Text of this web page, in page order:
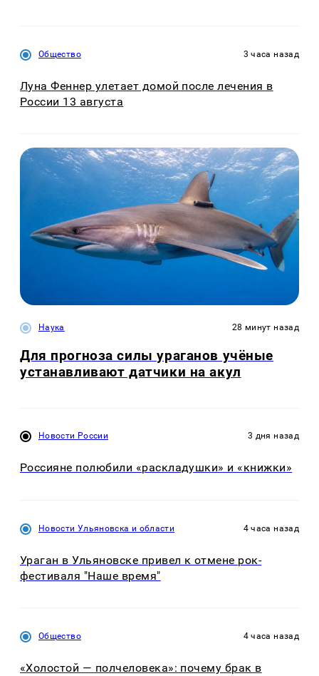
Общество 3 часа назад
Луна Феннер улетает домой после лечения в
России 13 августа
Наука 28 минут назад
Для прогноза силы ураганов учёные
устанавливают датчики на акул
Новости России 3 дня назад
Россияне полюбили «раскладушки» и «книжки»
Новости Ульяновска и области 4 часа назад
Ураган в Ульяновске привел к отмене рок-
фестиваля "Наше время"
Общество 4 часа назад
«Холостой — полчеловека»: почему брак в